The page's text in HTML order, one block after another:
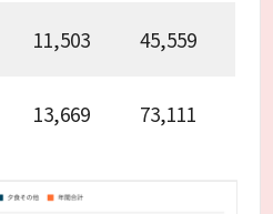
11,503 45,559
13,669 73,111